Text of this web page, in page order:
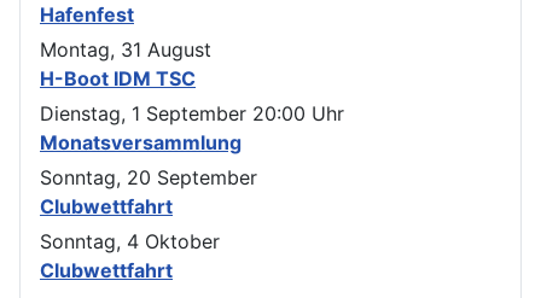
Hafenfest
Montag, 31 August
H-Boot IDM TSC
Dienstag, 1 September 20:00 Uhr
Monatsversammlung
Sonntag, 20 September
Clubwettfahrt
Sonntag, 4 Oktober
Clubwettfahrt